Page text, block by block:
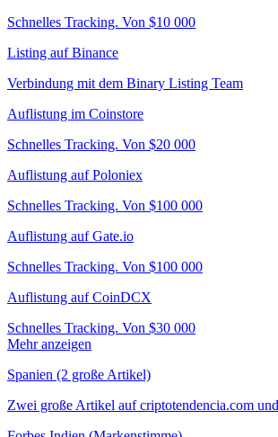
Schnelles Tracking. Von $10 000
Listing auf Binance
Verbindung mit dem Binary Listing Team
Auflistung im Coinstore
Schnelles Tracking. Von $20 000
Auflistung auf Poloniex
Schnelles Tracking. Von $100 000
Auflistung auf Gate.io
Schnelles Tracking. Von $100 000
Auflistung auf CoinDCX
Schnelles Tracking. Von $30 000
Mehr anzeigen
Spanien (2 große Artikel)
Zwei große Artikel auf criptotendencia.com